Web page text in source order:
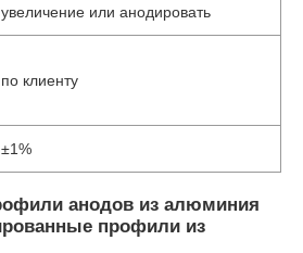
увеличение или анодировать
по клиенту
±1%
анодов из алюминия
профили из